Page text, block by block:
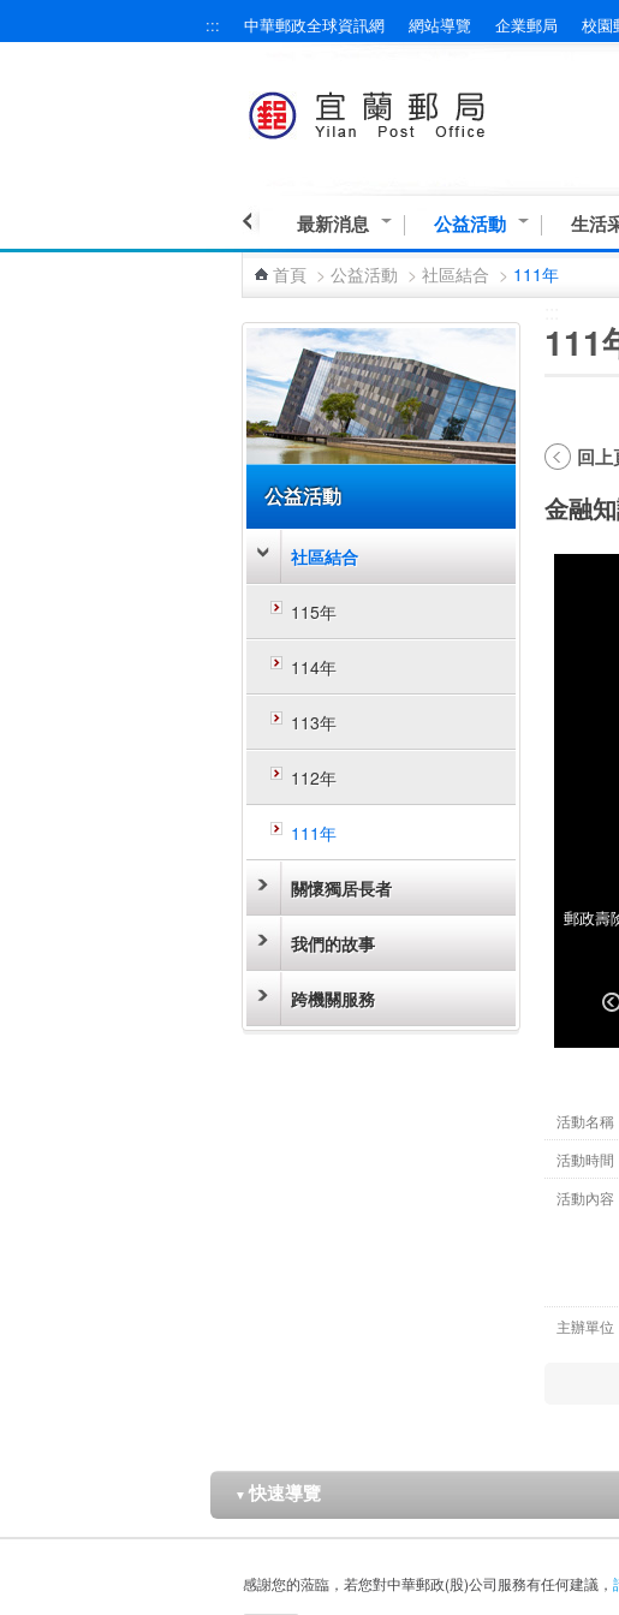
::: 中華郵政全球資訊網 網站導覽 企業郵局 校園
最新消息 公益活動 生活
首頁 > 公益活動 > 社區結合 > 111年
公益活動
社區結合
115年
114年
113年
112年
111年
關懷獨居長者
我們的故事
跨機關服務
111
回上
金融
郵政壽
郵政壽
活動名稱
活動時間
活動內容
主辦單位
▼ 快速導覽
感謝您的蒞臨，若您對中華郵政(股)公司服務有任何建議，